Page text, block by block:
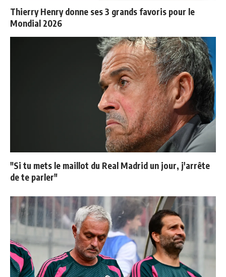
Thierry Henry donne ses 3 grands favoris pour le
Mondial 2026
"Si tu mets le maillot du Real Madrid un jour, j'arrête
de te parler"